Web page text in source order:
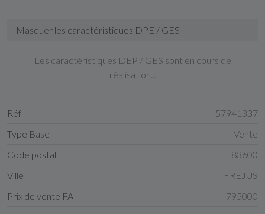
Masquer les caractéristiques DPE / GES
Les caractéristiques DEP / GES sont en cours de
réalisation...
Réf
57941337
Type Base
Vente
Code postal
83600
Ville
FREJUS
Prix de vente FAI
795000